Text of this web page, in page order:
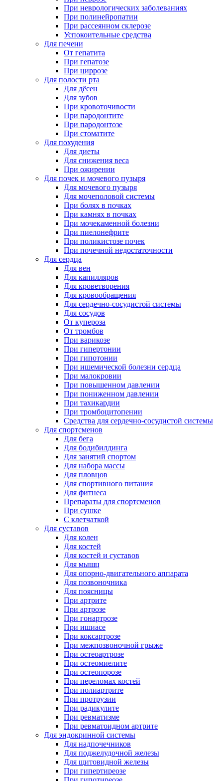
При неврологических заболеваниях
При полинейропатии
При рассеянном склерозе
Успокоительные средства
Для печени
От гепатита
При гепатозе
При циррозе
Для полости рта
Для дёсен
Для зубов
При кровоточивости
При пародонтите
При пародонтозе
При стоматите
Для похудения
Для диеты
Для снижения веса
При ожирении
Для почек и мочевого пузыря
Для мочевого пузыря
Для мочеполовой системы
При болях в почках
При камнях в почках
При мочекаменной болезни
При пиелонефрите
При поликистозе почек
При почечной недостаточности
Для сердца
Для вен
Для капилляров
Для кроветворения
Для кровообращения
Для сердечно-сосудистой системы
Для сосудов
От купероза
От тромбов
При варикозе
При гипертонии
При гипотонии
При ишемической болезни сердца
При малокровии
При повышенном давлении
При пониженном давлении
При тахикардии
При тромбоцитопении
Средства для сердечно-сосудистой системы
Для спортсменов
Для бега
Для бодибилдинга
Для занятий спортом
Для набора массы
Для пловцов
Для спортивного питания
Для фитнеса
Препараты для спортсменов
При сушке
С клетчаткой
Для суставов
Для колен
Для костей
Для костей и суставов
Для мышц
Для опорно-двигательного аппарата
Для позвоночника
Для поясницы
При артрите
При артрозе
При гонартрозе
При ишиасе
При коксартрозе
При межпозвоночной грыже
При остеоартрозе
При остеомиелите
При остеопорозе
При переломах костей
При полиартрите
При протрузии
При радикулите
При ревматизме
При ревматоидном артрите
Для эндокринной системы
Для надпочечников
Для поджелудочной железы
Для щитовидной железы
При гипертиреозе